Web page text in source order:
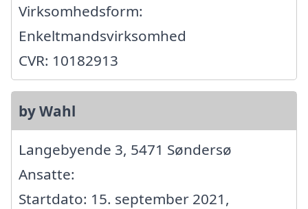
Virksomhedsform:
Enkeltmandsvirksomhed
CVR: 10182913
by Wahl
Langebyende 3, 5471 Søndersø
Ansatte:
Startdato: 15. september 2021,